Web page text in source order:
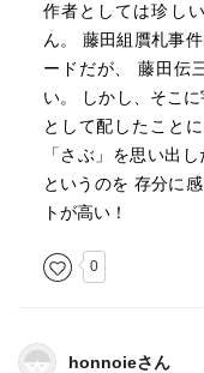
作者としては珍し
ん。 藤田組贋札事
ードだが、 藤田伝
い。 しかし、そこ
として配したこと
「さぶ」を思い出
というのを 存分に
トが高い！
0
honnoieさん